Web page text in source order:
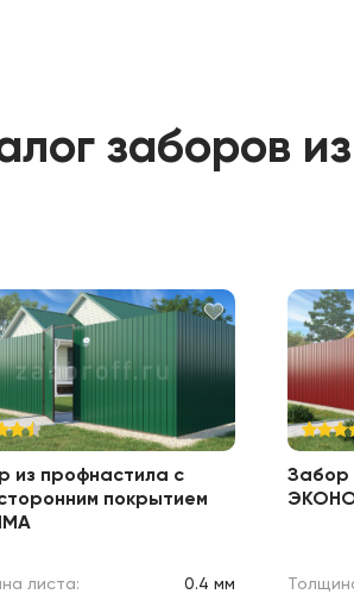
заборов
из профнастила с
покрытием
листа:
0.4 мм
Забор